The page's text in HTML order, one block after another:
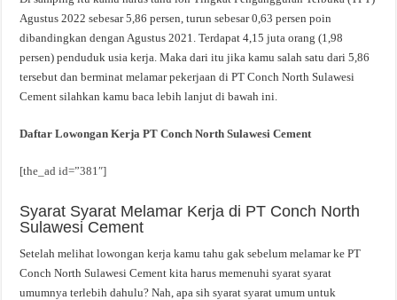
Agustus 2022 sebesar 5,86 persen, turun sebesar 0,63 persen poin
dibandingkan dengan Agustus 2021. Terdapat 4,15 juta orang (1,98
persen) penduduk usia kerja. Maka dari itu jika kamu salah satu dari 5,86
tersebut dan berminat melamar pekerjaan di PT Conch North Sulawesi
Cement silahkan kamu baca lebih lanjut di bawah ini.
Daftar Lowongan Kerja PT Conch North Sulawesi Cement
[the_ad id=”381″]
Syarat Syarat Melamar Kerja di PT Conch North
Sulawesi Cement
Setelah melihat lowongan kerja kamu tahu gak sebelum melamar ke PT
Conch North Sulawesi Cement kita harus memenuhi syarat syarat
umumnya terlebih dahulu? Nah, apa sih syarat syarat umum untuk